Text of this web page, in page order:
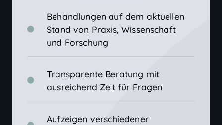
Behandlungen auf dem aktuellen
Stand von Praxis, Wissenschaft
und Forschung
Transparente Beratung mit
ausreichend Zeit für Fragen
Aufzeigen verschiedener